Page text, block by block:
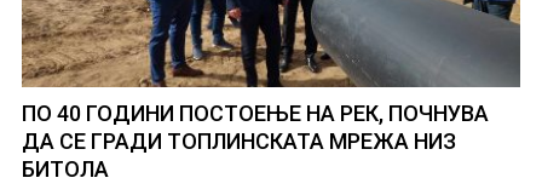
ПО 40 ГОДИНИ ПОСТОЕЊЕ НА РЕК, ПОЧНУВА
ДА СЕ ГРАДИ ТОПЛИНСКАТА МРЕЖА НИЗ
БИТОЛА